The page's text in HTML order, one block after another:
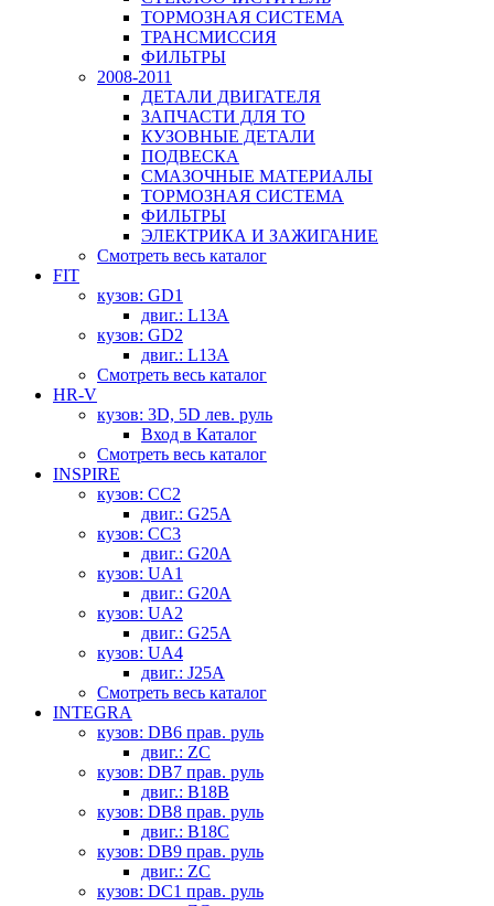
ТОРМОЗНАЯ СИСТЕМА
ТРАНСМИССИЯ
ФИЛЬТРЫ
2008-2011
ДЕТАЛИ ДВИГАТЕЛЯ
ЗАПЧАСТИ ДЛЯ ТО
КУЗОВНЫЕ ДЕТАЛИ
ПОДВЕСКА
СМАЗОЧНЫЕ МАТЕРИАЛЫ
ТОРМОЗНАЯ СИСТЕМА
ФИЛЬТРЫ
ЭЛЕКТРИКА И ЗАЖИГАНИЕ
Смотреть весь каталог
FIT
кузов: GD1
двиг.: L13A
кузов: GD2
двиг.: L13A
Смотреть весь каталог
HR-V
кузов: 3D, 5D лев. руль
Вход в Каталог
Смотреть весь каталог
INSPIRE
кузов: CC2
двиг.: G25A
кузов: CC3
двиг.: G20A
кузов: UA1
двиг.: G20A
кузов: UA2
двиг.: G25A
кузов: UA4
двиг.: J25A
Смотреть весь каталог
INTEGRA
кузов: DB6 прав. руль
двиг.: ZC
кузов: DB7 прав. руль
двиг.: B18B
кузов: DB8 прав. руль
двиг.: B18C
кузов: DB9 прав. руль
двиг.: ZC
кузов: DC1 прав. руль